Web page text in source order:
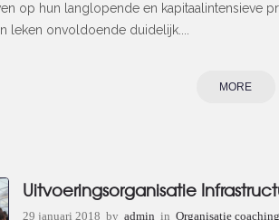
op hun langlopende en kapitaalintensieve
leken onvoldoende duidelijk....
MORE
Uitvoeringsorganisatie
29 januari 2018 by admin in Organisatie coaching